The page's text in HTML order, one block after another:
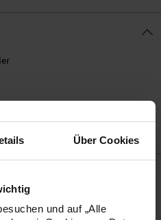
Über Cookies
und auf „Alle
Serie und gestalten Sie